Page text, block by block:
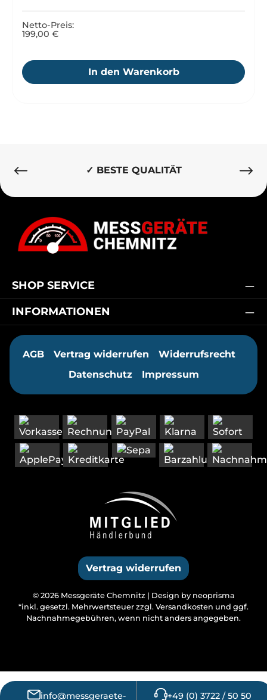
Netto-Preis:
199,00 €
In den Warenkorb
✓ BESTE QUALITÄT
SHOP SERVICE
INFORMATIONEN
AGB Vertrag widerrufen
Widerrufsrecht
Datenschutz
Impressum
Vertrag widerrufen
© 2026 Messgeräte Chemnitz | Design by neoprisma
*inkl. gesetzl. Mehrwertsteuer zzgl. Versandkosten und ggf.
Nachnahmegebühren, wenn nicht anders angegeben.
info@messgeraete- +49 (0) 3722 / 50 50